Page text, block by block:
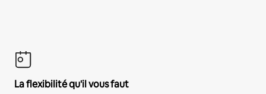
La flexibilité qu'il vous faut